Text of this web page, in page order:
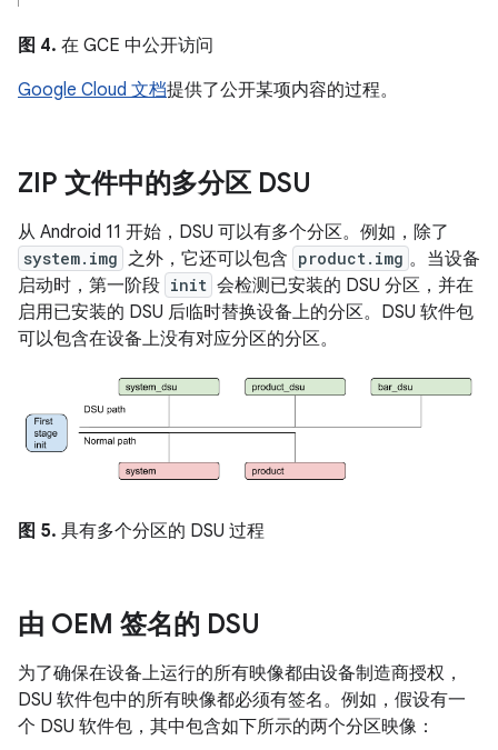
图 4. 在 GCE 中公开访问
Google Cloud 文档提供了公开某项内容的过程。
ZIP 文件中的多分区 DSU
从 Android 11 开始，DSU 可以有多个分区。例如，除了
system.img 之外，它还可以包含 product.img 。当设备
启动时，第一阶段 init 会检测已安装的 DSU 分区，并在
启用已安装的 DSU 后临时替换设备上的分区。DSU 软件包
可以包含在设备上没有对应分区的分区。
图 5. 具有多个分区的 DSU 过程
由 OEM 签名的 DSU
为了确保在设备上运行的所有映像都由设备制造商授权，
DSU 软件包中的所有映像都必须有签名。例如，假设有一
个 DSU 软件包，其中包含如下所示的两个分区映像：